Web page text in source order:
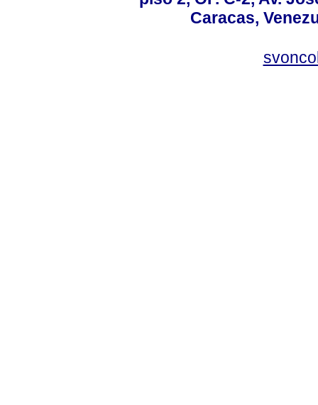
Caracas,